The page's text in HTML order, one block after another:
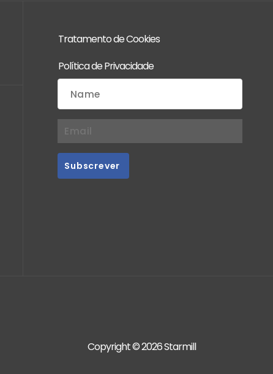
Tratamento de Cookies
Política de Privacidade
Copyright © 2026 Starmill